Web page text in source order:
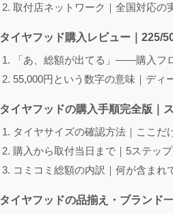
取付店ネットワーク｜全国対応の
タイヤフッド購入レビュー｜225/
「あ、総額が出てる」——購入フ
55,000円という数字の意味｜ディ
タイヤフッドの購入手順完全版｜
タイヤサイズの確認方法｜ここだ
購入から取付当日まで｜5ステッ
コミコミ総額の内訳｜何が含まれ
タイヤフッドの品揃え・ブランド